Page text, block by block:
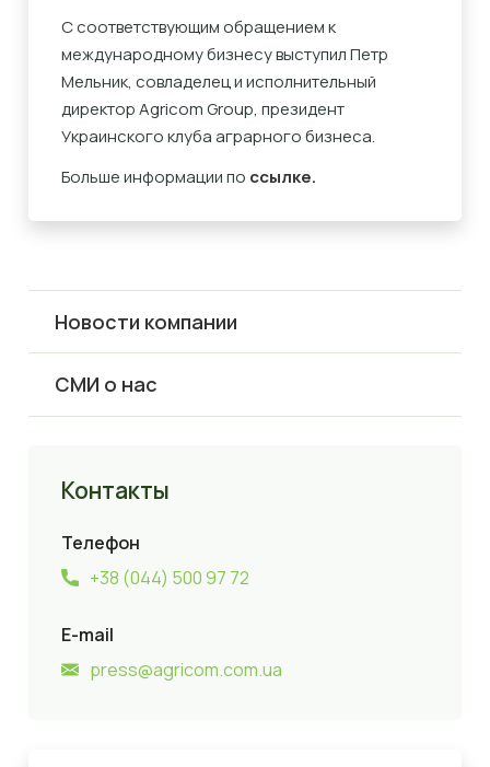
С соответствующим обращением к
международному бизнесу выступил Петр
Мельник, совладелец и исполнительный
директор Agricom Group, президент
Украинского клуба аграрного бизнеса.
Больше информации по ссылке.
Новости компании
СМИ о нас
Контакты
Телефон
+38 (044) 500 97 72
E-mail
press@agricom.com.ua